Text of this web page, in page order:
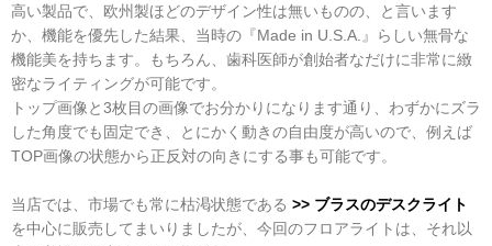
高い製品で、欧州製ほどのデザイン性は無いものの、と言います
か、機能を優先した結果、当時の『Made in U.S.A.』らしい無骨な
機能美を持ちます。もちろん、歯科医師が創始者なだけに非常に緻
密なライティングが可能です。
トップ画像と3枚目の画像でお分かりになります通り、わずかにズラ
した角度でも固定でき、とにかく動きの自由度が高いので、例えば
TOP画像の状態から正反対の向きにする事も可能です。
当店では、市場でも常に枯渇状態である >> ブラスのデスクライト
を中心に販売してまいりましたが、今回のフロアライトは、それ以